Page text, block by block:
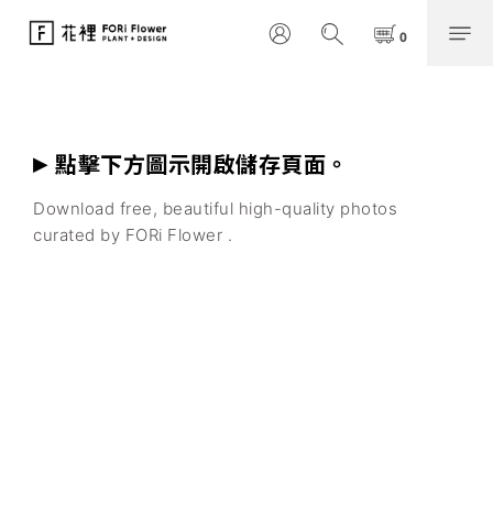
▸ 點擊下方圖示開啟儲存頁面。
Download free, beautiful high-quality photos
curated by FORi Flower .